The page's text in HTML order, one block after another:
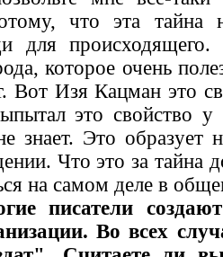
что эта тайна
для
которое очень
Вот Изя Кацман это
это свойство
знает. Это образует
Что это за тайна
на самом деле в
писатели
Во всех